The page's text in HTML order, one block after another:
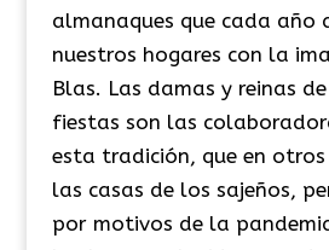
almanaques que cada año
nuestros hogares con la
Blas. Las damas y reinas
fiestas son las
esta tradición, que en
las casas de los sajeños,
por motivos de la